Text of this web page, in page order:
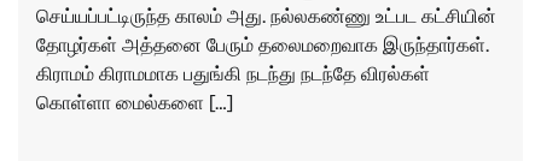
செய்யப்பட்டிருந்த காலம் அது. நல்லகண்ணு உட்பட கட்சியின்
தோழர்கள் அத்தனை பேரும் தலைமறைவாக இருந்தார்கள்.
கிராமம் கிராமமாக பதுங்கி நடந்து நடந்தே விரல்கள்
கொள்ளா மைல்களை […]